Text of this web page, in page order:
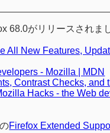
68.0がリリースされま
All New Features,
- Mozilla | MDN
Contrast Checks, and
Hacks - the Web
Firefox Extended